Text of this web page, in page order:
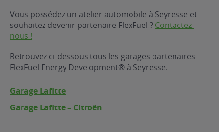
?
Vous possédez un atelier automobile à Seyresse et
souhaitez devenir partenaire FlexFuel ? Contactez-
nous !
Retrouvez ci-dessous tous les garages partenaires
FlexFuel Energy Development® à Seyresse.
Garage Lafitte
Garage Lafitte – Citroën